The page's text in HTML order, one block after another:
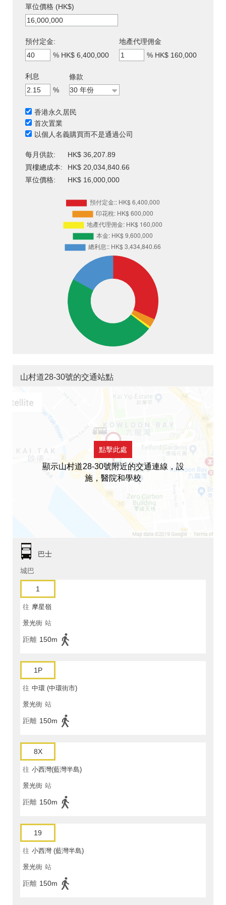
單位價格 (HK$)
預付定金:
% HK$ 6,400,000
地產代理佣金
% HK$ 160,000
利息
%
條款
香港永久居民
首次置業
以個人名義購買而不是通過公司
每月供款:
HK$ 36,207.89
買樓總成本:
HK$ 20,034,840.66
單位價格:
HK$ 16,000,000
山村道28-30號的交通站點
點擊此處
顯示山村道28-30號附近的交通連線，設
施，醫院和學校
巴士
城巴
1
往 摩星嶺
景光街 站
距離 150m
1P
往 中環 (中環街市)
景光街 站
距離 150m
8X
往 小西灣(藍灣半島)
景光街 站
距離 150m
19
往 小西灣 (藍灣半島)
景光街 站
距離 150m